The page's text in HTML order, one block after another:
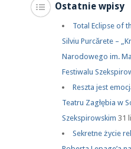
Ostatnie wpisy
Total Eclipse of
Silviu Purcărete –
Narodowego im.
Festiwalu
Reszta jest
Teatru Zagłębia w
Szekspirowskim 31
Sekretne życie